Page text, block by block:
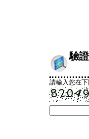
驗
請輸入您在